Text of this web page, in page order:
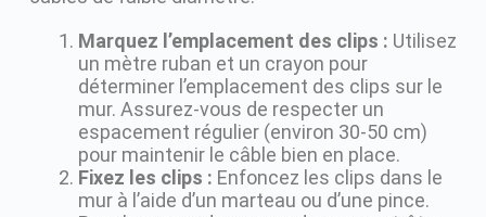
Marquez l’emplacement des clips : Utilisez
un mètre ruban et un crayon pour
déterminer l’emplacement des clips sur le
mur. Assurez-vous de respecter un
espacement régulier (environ 30-50 cm)
pour maintenir le câble bien en place.
Fixez les clips : Enfoncez les clips dans le
mur à l’aide d’un marteau ou d’une pince.